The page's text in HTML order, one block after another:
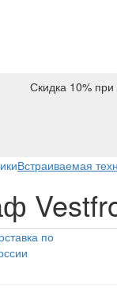
Скидка 10% при
Встраиваемая
по